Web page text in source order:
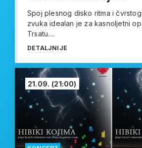
Spoj plesnog disko ritma i
zvuka idealan je za kasnoljetni
Trsatu....
DETALJNIJE
21.09. (21:00)